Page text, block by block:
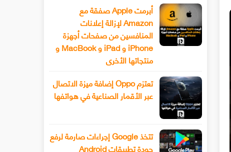
أبرمت Apple صفقة مع
Amazon لإزالة إعلانات
المنافسين من صفحات أجهزة
iPhone و iPad و MacBook و
منتجاتها الأخرى
تعتزم Oppo إضافة ميزة الاتصال
عبر الأقمار الصناعية في هواتفها
تتخذ Google إجراءات صارمة لرفع
جودة تطبيقات Android